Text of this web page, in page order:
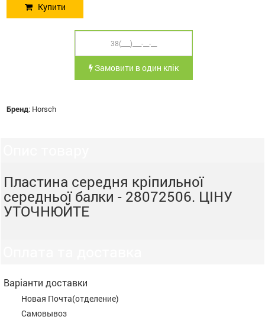
Купити
Замовити в один клік
Бренд: Horsch
Пластина середня кріпильної
середньої балки - 28072506. ЦІНУ
УТОЧНЮЙТЕ
Варіанти доставки
Новая Почта(отделение)
Самовывоз